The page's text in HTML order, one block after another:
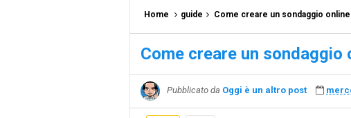
Home guide Come creare un sondaggio
Come creare un sondaggio
Pubblicato da Oggi è un altro post